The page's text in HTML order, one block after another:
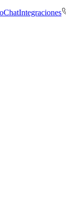
Integraciones